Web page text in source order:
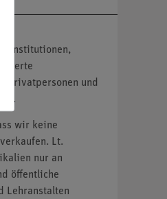
Institutionen,
Privatpersonen und
wir keine
Lt.
nur an
öffentliche
Lehranstalten